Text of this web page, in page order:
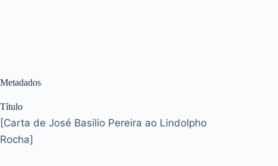
Metadados
Título
[Carta de José Basilio Pereira ao Lindolpho
Rocha]